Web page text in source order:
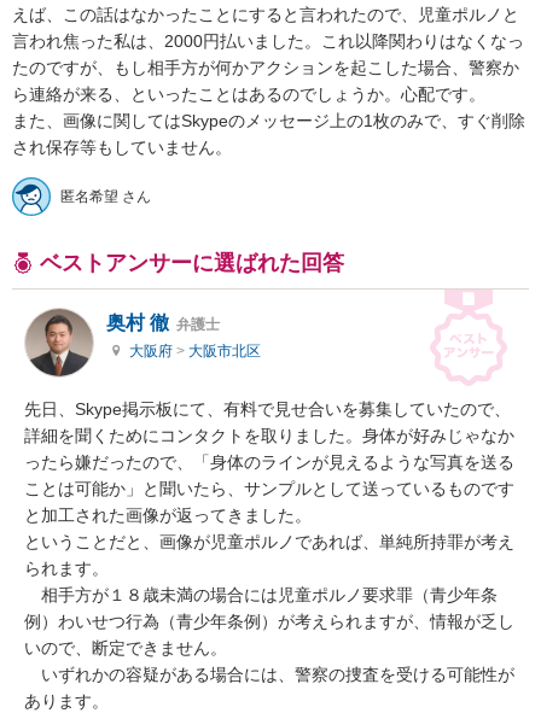
えば、この話はなかったことにすると言われたので、児童ポルノと
言われ焦った私は、2000円払いました。これ以降関わりはなくなっ
たのですが、もし相手方が何かアクションを起こした場合、警察か
ら連絡が来る、といったことはあるのでしょうか。心配です。
また、画像に関してはSkypeのメッセージ上の1枚のみで、すぐ削除
され保存等もしていません。
匿名希望 さん
ベストアンサーに選ばれた回答
奥村 徹 弁護士
大阪府 > 大阪市北区
先日、Skype掲示板にて、有料で見せ合いを募集していたので、
詳細を聞くためにコンタクトを取りました。身体が好みじゃなか
ったら嫌だったので、「身体のラインが見えるような写真を送る
ことは可能か」と聞いたら、サンプルとして送っているものです
と加工された画像が返ってきました。
ということだと、画像が児童ポルノであれば、単純所持罪が考え
られます。
相手方が１８歳未満の場合には児童ポルノ要求罪（青少年条
例）わいせつ行為（青少年条例）が考えられますが、情報が乏し
いので、断定できません。
いずれかの容疑がある場合には、警察の捜査を受ける可能性が
あります。